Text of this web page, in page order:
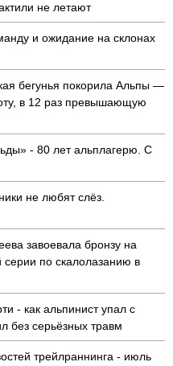
не летают
и ожидание на склонах
бегунья покорила Альпы —
в 12 раз превышающую
- 80 лет альплагерю. С
не любят слёз.
завоевала бронзу на
по скалолазанию в
- как альпинист упал с
без серьёзных травм
трейлраннинга - июль